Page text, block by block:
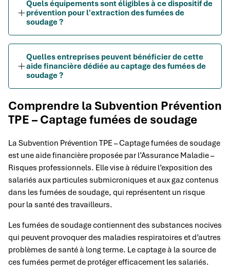
Quels équipements sont éligibles à ce dispositif de
prévention pour l'extraction des fumées de
soudage ?
Quelles entreprises peuvent bénéficier de cette
aide financière dédiée au captage des fumées de
soudage ?
Comprendre la Subvention Prévention
TPE – Captage fumées de soudage
La Subvention Prévention TPE – Captage fumées de soudage
est une aide financière proposée par l’Assurance Maladie –
Risques professionnels. Elle vise à réduire l’exposition des
salariés aux particules submicroniques et aux gaz contenus
dans les fumées de soudage, qui représentent un risque
pour la santé des travailleurs.
Les fumées de soudage contiennent des substances nocives
qui peuvent provoquer des maladies respiratoires et d’autres
problèmes de santé à long terme. Le captage à la source de
ces fumées permet de protéger efficacement les salariés.